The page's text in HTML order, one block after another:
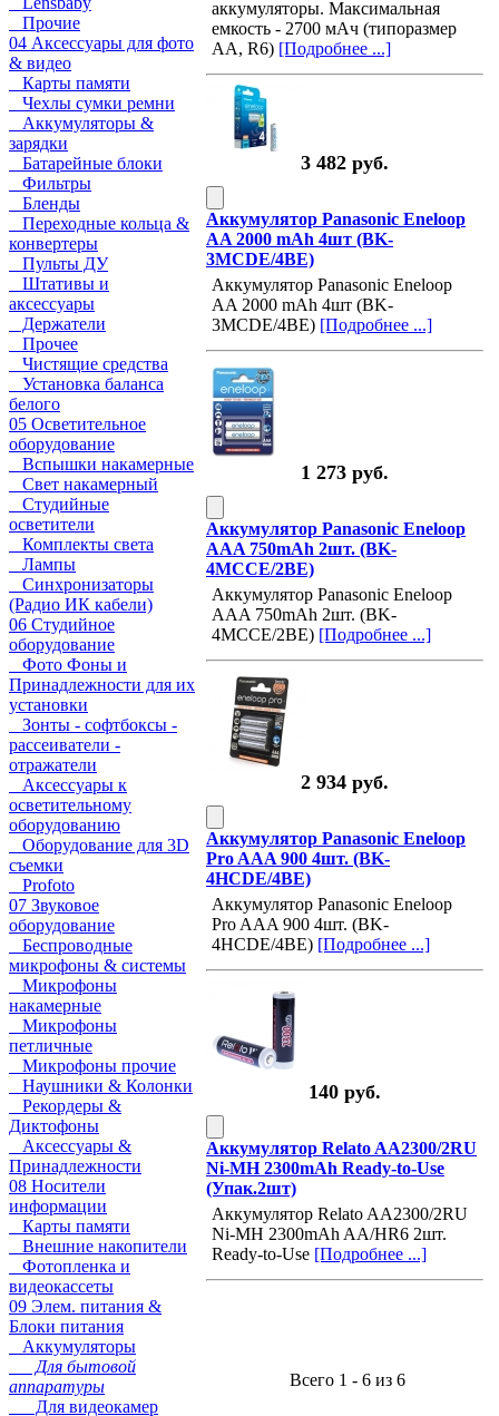
Прочие
04 Аксессуары для фото
& видео
Карты памяти
Чехлы сумки ремни
Аккумуляторы &
зарядки
Батарейные блоки
Фильтры
Бленды
Переходные кольца &
конвертеры
Пульты ДУ
Штативы и
аксессуары
Держатели
Прочее
Чистящие средства
Установка баланса
белого
05 Осветительное
оборудование
Вспышки накамерные
Свет накамерный
Студийные
осветители
Комплекты света
Лампы
Синхронизаторы
(Радио ИК кабели)
06 Студийное
оборудование
Фото Фоны и
Принадлежности для их
установки
Зонты - софтбоксы -
рассеиватели -
отражатели
Аксессуары к
осветительному
оборудованию
Оборудование для 3D
съемки
Profoto
07 Звуковое
оборудование
Беспроводные
микрофоны & системы
Микрофоны
накамерные
Микрофоны
петличные
Микрофоны прочие
Наушники & Колонки
Рекордеры &
Диктофоны
Аксессуары &
Принадлежности
08 Носители
информации
Карты памяти
Внешние накопители
Фотопленка и
видеокассеты
09 Элем. питания &
Блоки питания
Аккумуляторы
Для бытовой
аппаратуры
Для видеокамер
аккумуляторы. Максимальная
емкость - 2700 мАч (типоразмер
АА, R6) [Подробнее ...]
3 482 руб.
Аккумулятор Panasonic Eneloop
AA 2000 mAh 4шт (BK-
3MCDE/4BE)
Аккумулятор Panasonic Eneloop
AA 2000 mAh 4шт (BK-
3MCDE/4BE) [Подробнее ...]
1 273 руб.
Аккумулятор Panasonic Eneloop
AAA 750mAh 2шт. (BK-
4MCCE/2BE)
Аккумулятор Panasonic Eneloop
AAA 750mAh 2шт. (BK-
4MCCE/2BE) [Подробнее ...]
2 934 руб.
Аккумулятор Panasonic Eneloop
Pro AAA 900 4шт. (BK-
4HCDE/4BE)
Аккумулятор Panasonic Eneloop
Pro AAA 900 4шт. (BK-
4HCDE/4BE) [Подробнее ...]
140 руб.
Аккумулятор Relato AA2300/2RU
Ni-MH 2300mAh Ready-to-Use
(Упак.2шт)
Аккумулятор Relato AA2300/2RU
Ni-MH 2300mAh AA/HR6 2шт.
Ready-to-Use [Подробнее ...]
Всего 1 - 6 из 6